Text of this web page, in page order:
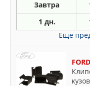
Завтра
1 дн.
Еще